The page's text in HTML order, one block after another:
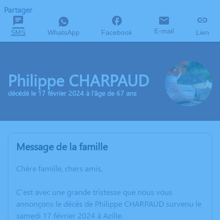
Partager
SMS WhatsApp Facebook E-mail Lien
Philippe CHARPAUD
décédé le 17 février 2024 à l'âge de 67 ans
Message de la famille
Chère famille, chers amis,
C’est avec une grande tristesse que nous vous
annonçons le décès de Philippe CHARPAUD survenu le
samedi 17 février 2024 à Azille.